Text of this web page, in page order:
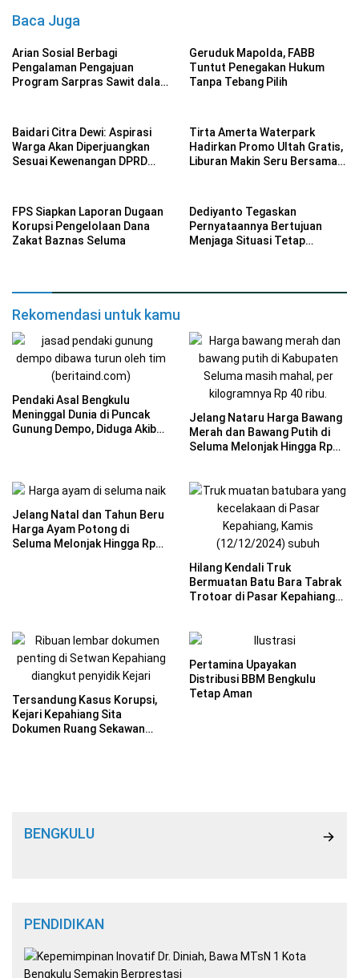
Baca Juga
Arian Sosial Berbagi
Pengalaman Pengajuan
Program Sarpras Sawit dalam
Geruduk Mapolda, FABB
Tuntut Penegakan Hukum
Tanpa Tebang Pilih
Baidari Citra Dewi: Aspirasi
Warga Akan Diperjuangkan
Sesuai Kewenangan DPRD
Tirta Amerta Waterpark
Hadirkan Promo Ultah Gratis,
Liburan Makin Seru Bersama
FPS Siapkan Laporan Dugaan
Korupsi Pengelolaan Dana
Zakat Baznas Seluma
Dediyanto Tegaskan
Pernyataannya Bertujuan
Menjaga Situasi Tetap
Rekomendasi untuk kamu
Pendaki Asal Bengkulu
Meninggal Dunia di Puncak
Gunung Dempo, Diduga Akibat
Jelang Nataru Harga Bawang
Merah dan Bawang Putih di
Seluma Melonjak Hingga Rp
Jelang Natal dan Tahun Beru
Harga Ayam Potong di
Seluma Melonjak Hingga Rp
Hilang Kendali Truk
Bermuatan Batu Bara Tabrak
Trotoar di Pasar Kepahiang
Tersandung Kasus Korupsi,
Kejari Kepahiang Sita
Dokumen Ruang Sekawan
Pertamina Upayakan
Distribusi BBM Bengkulu
Tetap Aman
BENGKULU
PENDIDIKAN